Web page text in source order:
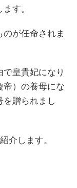
す。
が任命されま
皇貴妃になり
帝）の養母にな
を贈られまし
介します。